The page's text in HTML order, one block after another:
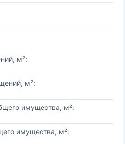
м²:
м²:
имущества, м²:
имущества, м²: